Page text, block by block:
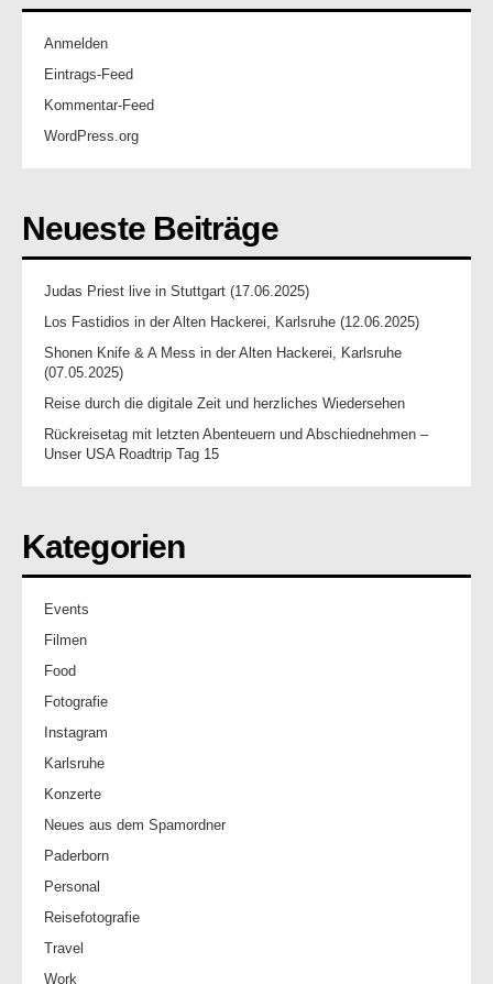
Anmelden
Eintrags-Feed
Kommentar-Feed
WordPress.org
Neueste Beiträge
Judas Priest live in Stuttgart (17.06.2025)
Los Fastidios in der Alten Hackerei, Karlsruhe (12.06.2025)
Shonen Knife & A Mess in der Alten Hackerei, Karlsruhe
(07.05.2025)
Reise durch die digitale Zeit und herzliches Wiedersehen
Rückreisetag mit letzten Abenteuern und Abschiednehmen –
Unser USA Roadtrip Tag 15
Kategorien
Events
Filmen
Food
Fotografie
Instagram
Karlsruhe
Konzerte
Neues aus dem Spamordner
Paderborn
Personal
Reisefotografie
Travel
Work